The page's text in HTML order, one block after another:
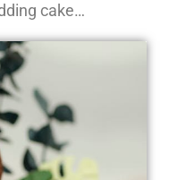
cake…